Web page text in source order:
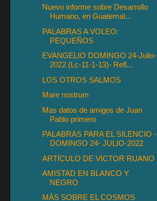
Nuevo informe sobre Desarrollo
Humano, en Guatemal...
PALABRAS A VOLEO:
PEQUEÑOS
EVANGELIO DOMINGO 24-Julio-
2022 (Lc-11-1-13)- Refl...
LOS OTROS SALMOS
Mare nostrum
Mas datos de amigos de Juan
Pablo primero
PALABRAS PARA EL SILENCIO -
DOMINGO 24- JULIO-2022
ARTÍCULO DE VICTOR RUANO
AMISTAD EN BLANCO Y
NEGRO
MÁS SOBRE EL COSMOS